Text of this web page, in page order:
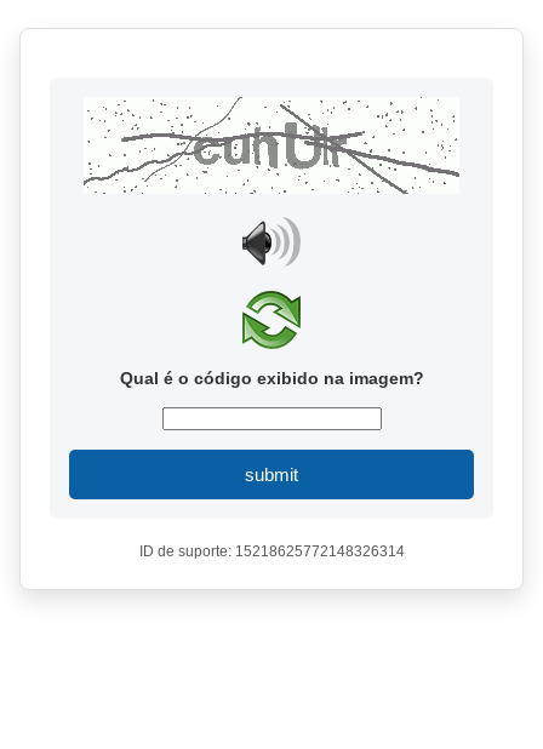
Qual é o código exibido na imagem?
submit
ID de suporte: 15218625772148326314